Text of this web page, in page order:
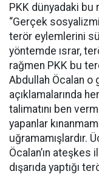
PKK dünyadaki
“Gerçek
terör eylemlerini
yöntemde ısrar,
rağmen PKK bu
Abdullah Öcalan o
açıklamalarında
talimatını ben
yapanlar
uğramamışlardır.
Öcalan’ın ateşkes
dışarıda yaptığı